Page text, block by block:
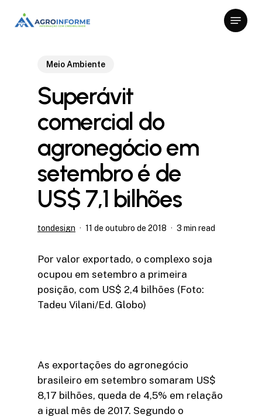
Menu
Meio Ambiente
Superávit
comercial do
agronegócio em
setembro é de
US$ 7,1 bilhões
tondesign 11 de outubro de 2018 3 min read
Por valor exportado, o complexo soja
ocupou em setembro a primeira
posição, com US$ 2,4 bilhões (Foto:
Tadeu Vilani/Ed. Globo)
As exportações do agronegócio
brasileiro em setembro somaram US$
8,17 bilhões, queda de 4,5% em relação
a igual mês de 2017. Segundo o